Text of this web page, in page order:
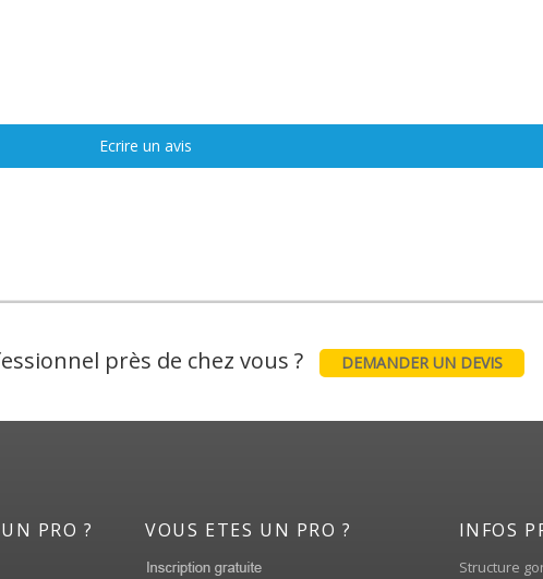
Ecrire un avis
près de chez vous ? DEMANDER UN DEVIS
PRO ? VOUS ETES UN PRO ? INFOS
Structure